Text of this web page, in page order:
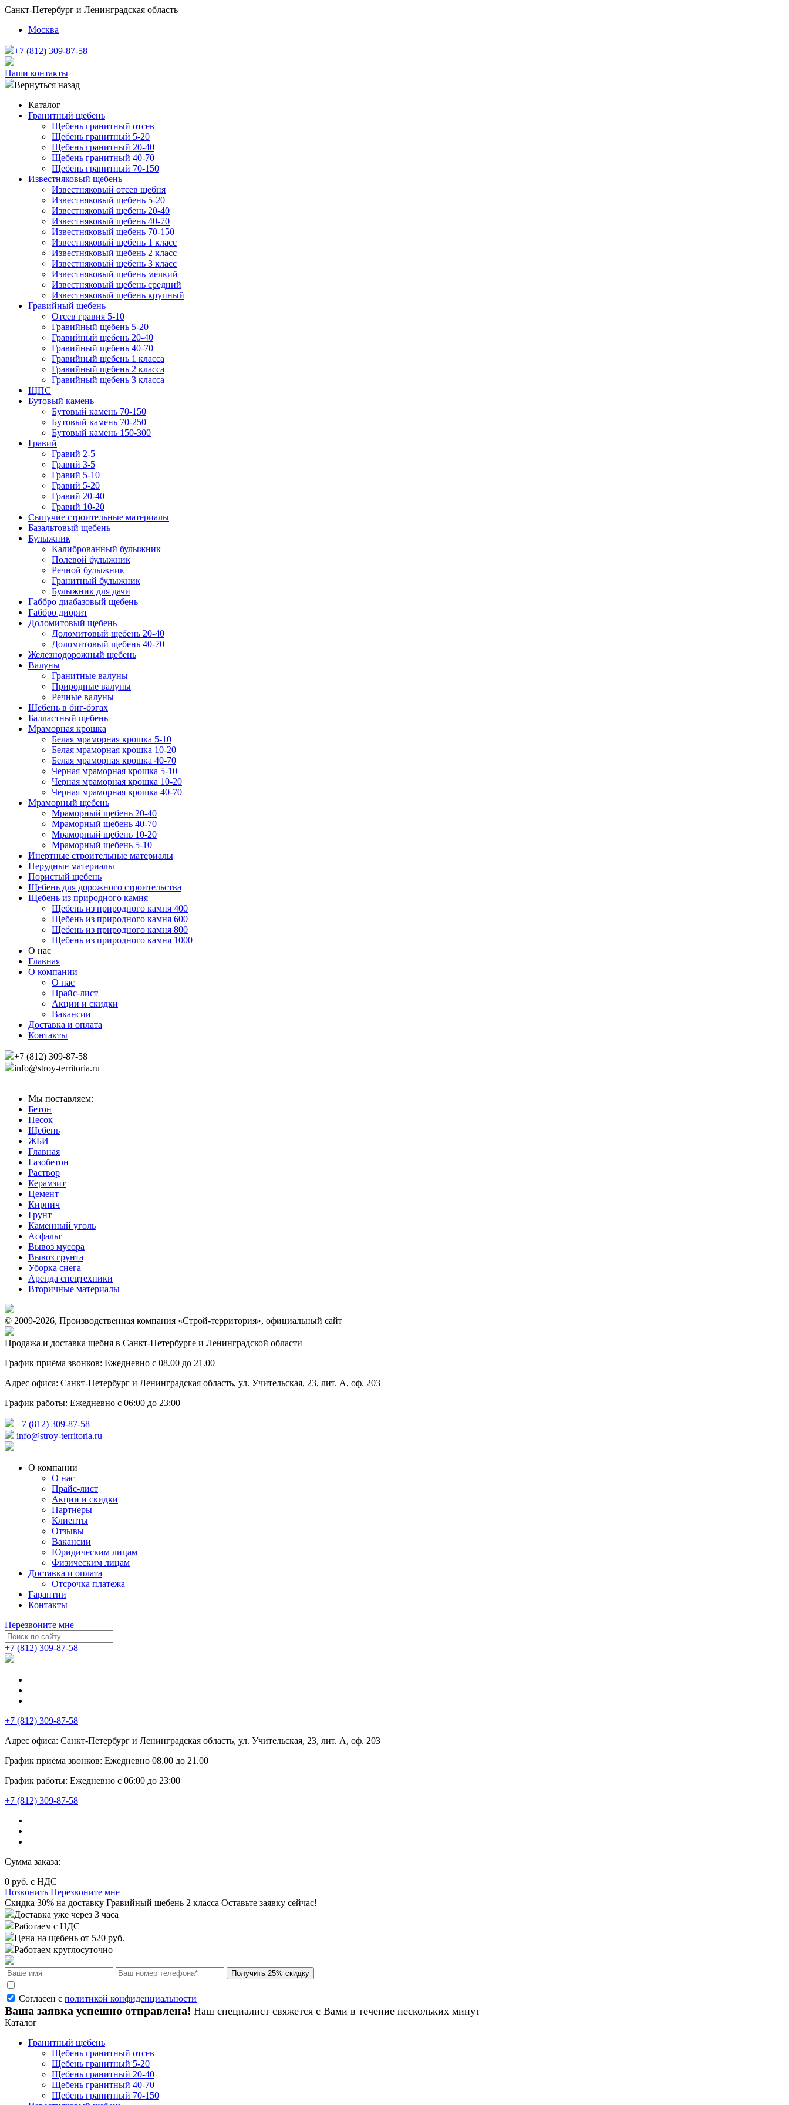
Санкт-Петербург и Ленинградская область
Москва
+7 (812) 309-87-58
Наши контакты
Вернуться назад
Каталог
Гранитный щебень
Щебень гранитный отсев
Щебень гранитный 5-20
Щебень гранитный 20-40
Щебень гранитный 40-70
Щебень гранитный 70-150
Известняковый щебень
Известняковый отсев щебня
Известняковый щебень 5-20
Известняковый щебень 20-40
Известняковый щебень 40-70
Известняковый щебень 70-150
Известняковый щебень 1 класс
Известняковый щебень 2 класс
Известняковый щебень 3 класс
Известняковый щебень мелкий
Известняковый щебень средний
Известняковый щебень крупный
Гравийный щебень
Отсев гравия 5-10
Гравийный щебень 5-20
Гравийный щебень 20-40
Гравийный щебень 40-70
Гравийный щебень 1 класса
Гравийный щебень 2 класса
Гравийный щебень 3 класса
ЩПС
Бутовый камень
Бутовый камень 70-150
Бутовый камень 70-250
Бутовый камень 150-300
Гравий
Гравий 2-5
Гравий 3-5
Гравий 5-10
Гравий 5-20
Гравий 20-40
Гравий 10-20
Сыпучие строительные материалы
Базальтовый щебень
Булыжник
Калиброванный булыжник
Полевой булыжник
Речной булыжник
Гранитный булыжник
Булыжник для дачи
Габбро диабазовый щебень
Габбро диорит
Доломитовый щебень
Доломитовый щебень 20-40
Доломитовый щебень 40-70
Железнодорожный щебень
Валуны
Гранитные валуны
Природные валуны
Речные валуны
Щебень в биг-бэгах
Балластный щебень
Мраморная крошка
Белая мраморная крошка 5-10
Белая мраморная крошка 10-20
Белая мраморная крошка 40-70
Черная мраморная крошка 5-10
Черная мраморная крошка 10-20
Черная мраморная крошка 40-70
Мраморный щебень
Мраморный щебень 20-40
Мраморный щебень 40-70
Мраморный щебень 10-20
Мраморный щебень 5-10
Инертные строительные материалы
Нерудные материалы
Пористый щебень
Щебень для дорожного строительства
Щебень из природного камня
Щебень из природного камня 400
Щебень из природного камня 600
Щебень из природного камня 800
Щебень из природного камня 1000
О нас
Главная
О компании
О нас
Прайс-лист
Акции и скидки
Вакансии
Доставка и оплата
Контакты
+7 (812) 309-87-58
info@stroy-territoria.ru
Мы поставляем:
Бетон
Песок
Щебень
ЖБИ
Главная
Газобетон
Раствор
Керамзит
Цемент
Кирпич
Грунт
Каменный уголь
Асфальт
Вывоз мусора
Вывоз грунта
Уборка снега
Аренда спецтехники
Вторичные материалы
© 2009-2026, Производственная компания «Строй-территория», официальный сайт
Продажа и доставка щебня в Санкт-Петербурге и Ленинградской области
График приёма звонков: Ежедневно с 08.00 до 21.00
Адрес офиса: Санкт-Петербург и Ленинградская область, ул. Учительская, 23, лит. А, оф. 203
График работы: Ежедневно с 06:00 до 23:00
+7 (812) 309-87-58
info@stroy-territoria.ru
О компании
О нас
Прайс-лист
Акции и скидки
Партнеры
Клиенты
Отзывы
Вакансии
Юридическим лицам
Физическим лицам
Доставка и оплата
Отсрочка платежа
Гарантии
Контакты
Перезвоните мне
+7 (812) 309-87-58
+7 (812) 309-87-58
Адрес офиса: Санкт-Петербург и Ленинградская область, ул. Учительская, 23, лит. А, оф. 203
График приёма звонков: Ежедневно 08.00 до 21.00
График работы: Ежедневно с 06:00 до 23:00
+7 (812) 309-87-58
Сумма заказа:
0 руб. с НДС
Позвонить Перезвоните мне
Cкидка 30% на доставку Гравийный щебень 2 класса Оставьте заявку сейчас!
Доставка уже через 3 часа
Работаем с НДС
Цена на щебень от 520 руб.
Работаем круглосуточно
Согласен с политикой конфиденциальности
Ваша заявка успешно отправлена! Наш специалист свяжется с Вами в течение нескольких минут
Каталог
Гранитный щебень
Щебень гранитный отсев
Щебень гранитный 5-20
Щебень гранитный 20-40
Щебень гранитный 40-70
Щебень гранитный 70-150